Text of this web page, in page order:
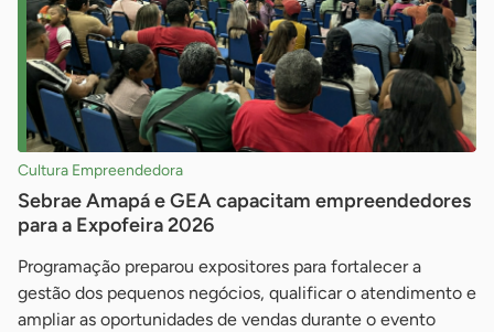
Cultura Empreendedora
Sebrae Amapá e GEA capacitam empreendedores
para a Expofeira 2026
Programação preparou expositores para fortalecer a
gestão dos pequenos negócios, qualificar o atendimento e
ampliar as oportunidades de vendas durante o evento